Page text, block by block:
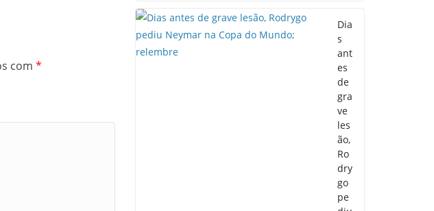
com *
Dia
s
ant
es
de
gra
ve
les
ão,
Ro
dry
go
pe